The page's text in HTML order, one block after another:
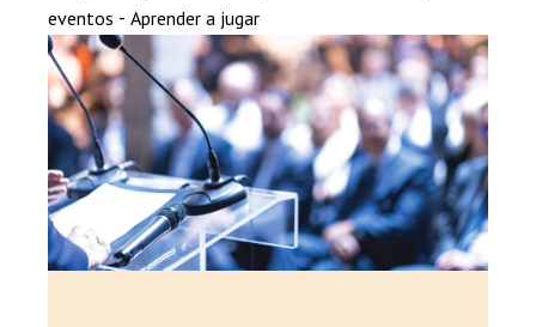
eventos - Aprender a jugar